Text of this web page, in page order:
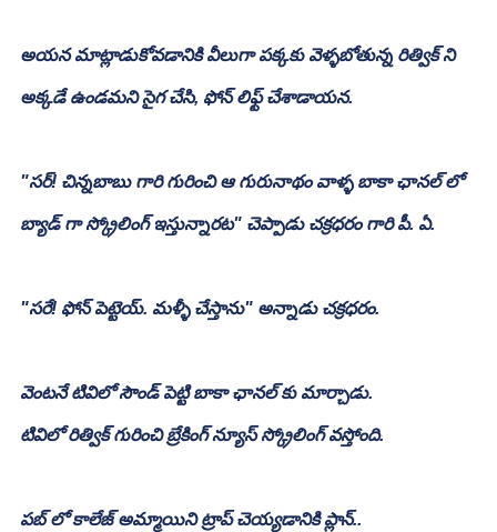
అయన మాట్లాడుకోవడానికి వీలుగా పక్కకు వెళ్ళబోతున్న రిత్విక్ ని
అక్కడే ఉండమని సైగ చేసి, ఫోన్ లిఫ్ట్ చేశాడాయన.
"సర్! చిన్నబాబు గారి గురించి ఆ గురునాథం వాళ్ళ బాకా ఛానల్ లో
బ్యాడ్ గా స్క్రోలింగ్ ఇస్తున్నారట" చెప్పాడు చక్రధరం గారి పీ. ఏ.
"సరే! ఫోన్ పెట్టెయ్. మళ్ళీ చేస్తాను" అన్నాడు చక్రధరం.
వెంటనే టివిలో సౌండ్ పెట్టి బాకా ఛానల్ కు మార్చాడు.
టివిలో రిత్విక్ గురించి బ్రేకింగ్ న్యూస్ స్క్రోలింగ్ వస్తోంది.
పబ్ లో కాలేజ్ అమ్మాయిని ట్రాప్ చెయ్యడానికి ప్లాన్..